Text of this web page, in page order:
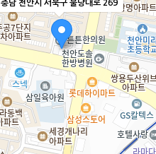
충남 천안시 서북구 불당대로 269